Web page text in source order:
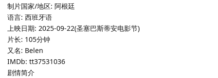
制片国家/地区: 阿根廷
语言: 西班牙语
上映日期: 2025-09-22(圣塞巴斯蒂安电影节)
片长: 105分钟
又名: Belen
IMDb: tt37531036
剧情简介